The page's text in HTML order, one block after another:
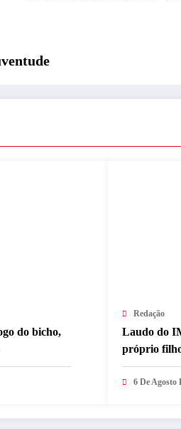
do bicho,
Redação
Laudo do
próprio
6 De Agosto